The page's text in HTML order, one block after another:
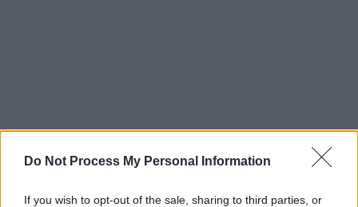
Do Not Process My Personal Information
If you wish to opt-out of the sale, sharing to third parties, or